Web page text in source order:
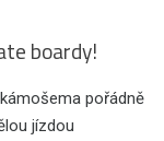
boardy!
pořádně
jízdou